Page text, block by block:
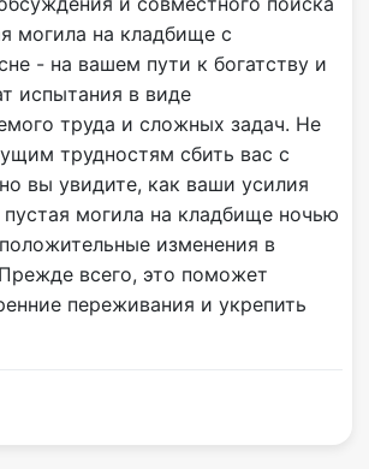
могила на кладбище с
- на вашем пути к богатству и
испытания в виде
труда и сложных задач. Не
трудностям сбить вас с
вы увидите, как ваши усилия
пустая могила на кладбище ночью
изменения в
всего, это поможет
переживания и укрепить